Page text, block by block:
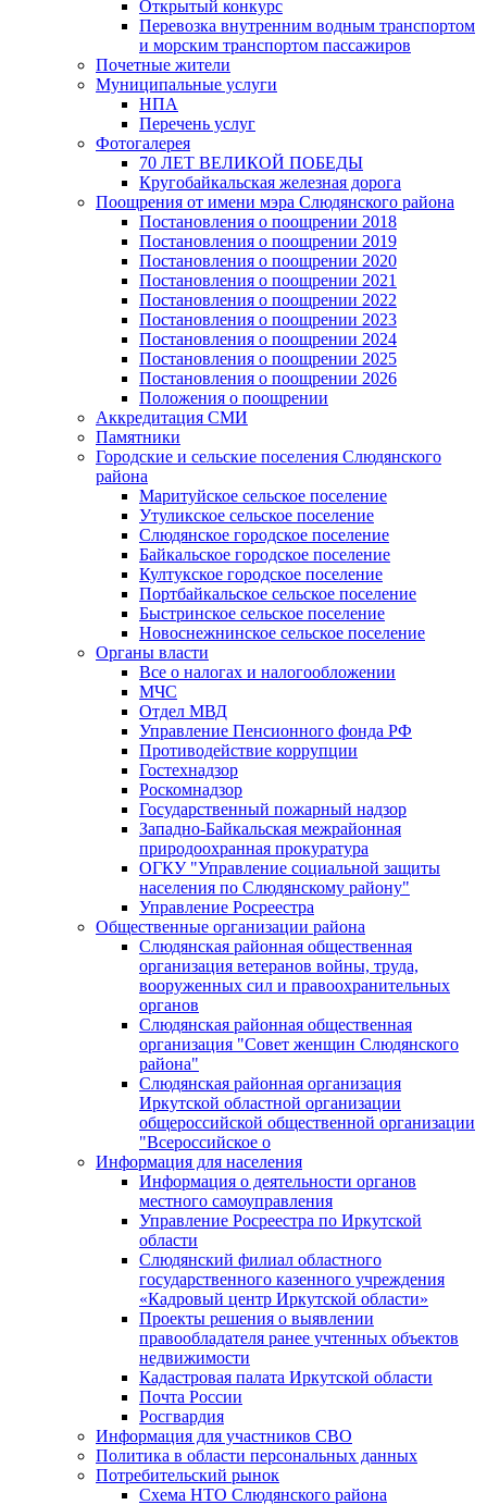
Открытый конкурс
Перевозка внутренним водным транспортом
и морским транспортом пассажиров
Почетные жители
Муниципальные услуги
НПА
Перечень услуг
Фотогалерея
70 ЛЕТ ВЕЛИКОЙ ПОБЕДЫ
Кругобайкальская железная дорога
Поощрения от имени мэра Слюдянского района
Постановления о поощрении 2018
Постановления о поощрении 2019
Постановления о поощрении 2020
Постановления о поощрении 2021
Постановления о поощрении 2022
Постановления о поощрении 2023
Постановления о поощрении 2024
Постановления о поощрении 2025
Постановления о поощрении 2026
Положения о поощрении
Аккредитация СМИ
Памятники
Городские и сельские поселения Слюдянского
района
Маритуйское сельское поселение
Утуликское сельское поселение
Слюдянское городское поселение
Байкальское городское поселение
Култукское городское поселение
Портбайкальское сельское поселение
Быстринское сельское поселение
Новоснежнинское сельское поселение
Органы власти
Все о налогах и налогообложении
МЧС
Отдел МВД
Управление Пенсионного фонда РФ
Противодействие коррупции
Гостехнадзор
Роскомнадзор
Государственный пожарный надзор
Западно-Байкальская межрайонная
природоохранная прокуратура
ОГКУ "Управление социальной защиты
населения по Слюдянскому району"
Управление Росреестра
Общественные организации района
Слюдянская районная общественная
организация ветеранов войны, труда,
вооруженных сил и правоохранительных
органов
Слюдянская районная общественная
организация "Совет женщин Слюдянского
района"
Слюдянская районная организация
Иркутской областной организации
общероссийской общественной организации
"Всероссийское о
Информация для населения
Информация о деятельности органов
местного самоуправления
Управление Росреестра по Иркутской
области
Слюдянский филиал областного
государственного казенного учреждения
«Кадровый центр Иркутской области»
Проекты решения о выявлении
правообладателя ранее учтенных объектов
недвижимости
Кадастровая палата Иркутской области
Почта России
Росгвардия
Информация для участников СВО
Политика в области персональных данных
Потребительский рынок
Схема НТО Слюдянского района